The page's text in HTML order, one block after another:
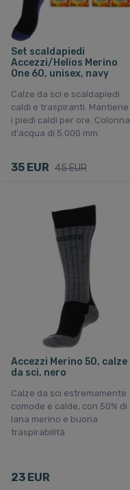
Set scaldapiedi
Accezzi/Helios Merino
One 60, unisex, navy
Calze da sci e scaldapiedi
caldi e traspiranti. Mantiene
i piedi caldi per ore. Colonna
d'acqua di 5.000 mm.
35 EUR 45 EUR
Accezzi Merino 50, calze
da sci, nero
Calze da sci estremamente
comode e calde, con 50% di
lana merino e buona
traspirabilità
23 EUR